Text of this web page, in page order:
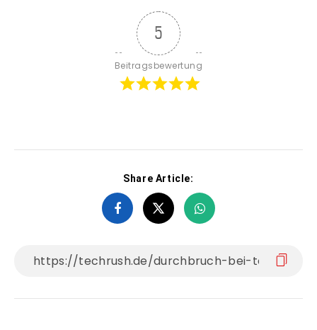
5
Beitragsbewertung
Share Article: